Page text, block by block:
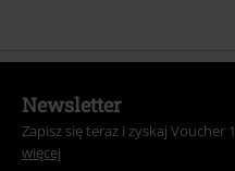
Newsletter
Zapisz się teraz i zyskaj Voucher
więcej